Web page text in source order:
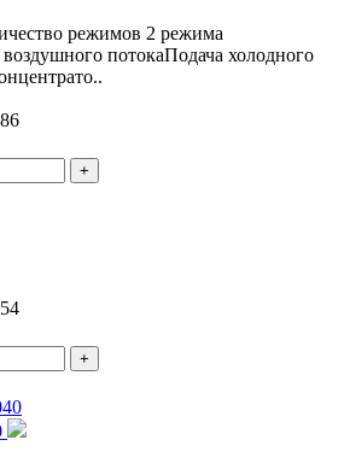
режимов 2 режима
потокаПодача холодного
+
+